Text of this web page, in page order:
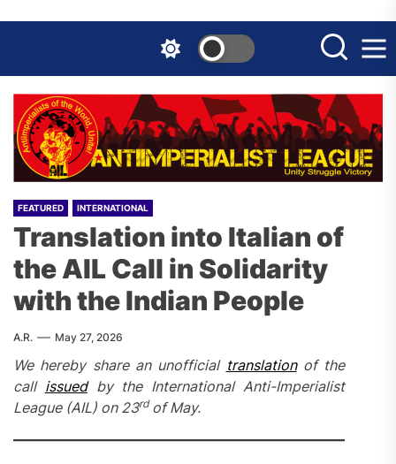
the
content
FEATURED INTERNATIONAL
Translation into Italian of
the AIL Call in Solidarity
with the Indian People
A.R. May 27, 2026
We hereby share an unofficial translationof the
call issuedby the International Anti-Imperialist
League (AIL) on 23rdof May.